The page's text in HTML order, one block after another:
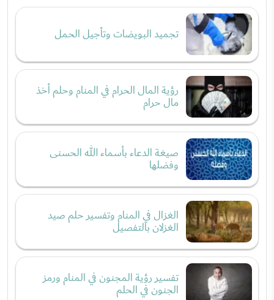
تجميد البويضات وتأجيل الحمل
رؤية المال الحرام في المنام وحلم أخذ
مال حرام
صيغة الدعاء بأسماء الله الحسنى
وفضلها
الغزال في المنام وتفسير حلم صيد
الغزلان بالتفصيل
تفسير رؤية المجنون في المنام ورمز
الجنون في الحلم